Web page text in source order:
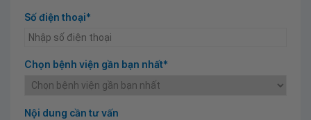
Số điện thoại*
Chọn bệnh viện gần bạn nhất*
Nội dung cần tư vấn